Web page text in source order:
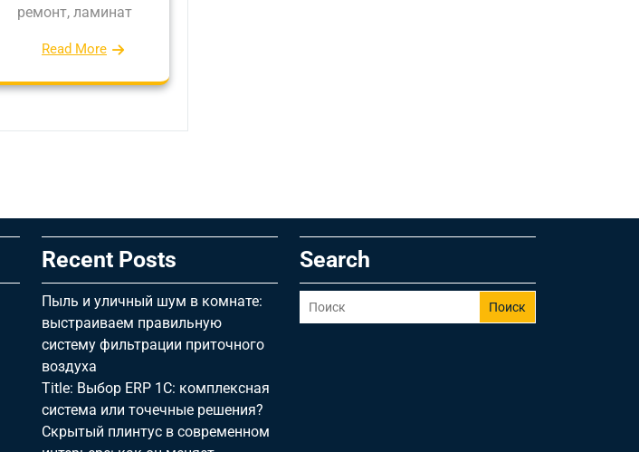
ремонт, ламинат
Read More
Recent Posts
Пыль и уличный шум в комнате:
выстраиваем правильную
систему фильтрации приточного
воздуха
Title: Выбор ERP 1С: комплексная
система или точечные решения?
Скрытый плинтус в современном
Search
Поиск